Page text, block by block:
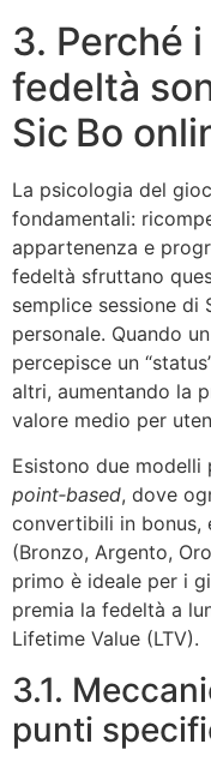
3. Perché
fedeltà
Sic Bo
La psicologia del
fondamentali:
appartenenza e
fedeltà sfruttano
semplice sessione di
personale. Quando
percepisce un
altri, aumentando la
valore medio per
Esistono due
point‑based, dove
convertibili in bonus,
(Bronzo, Argento,
primo è ideale per i
premia la fedeltà a
Lifetime Value (LTV).
3.1.
punti